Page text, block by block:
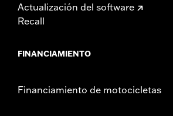
Actualización del software
Recall
FINANCIAMIENTO
Financiamiento de motocicletas